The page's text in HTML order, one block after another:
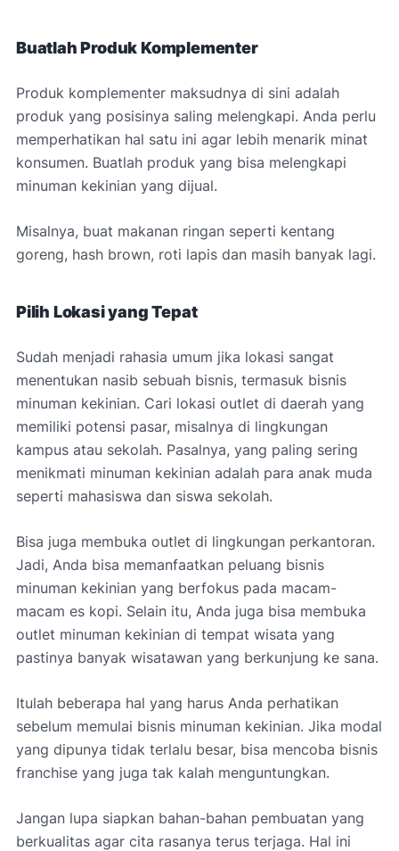
Buatlah Produk Komplementer
Produk komplementer maksudnya di sini adalah
produk yang posisinya saling melengkapi. Anda perlu
memperhatikan hal satu ini agar lebih menarik minat
konsumen. Buatlah produk yang bisa melengkapi
minuman kekinian yang dijual.
Misalnya, buat makanan ringan seperti kentang
goreng, hash brown, roti lapis dan masih banyak lagi.
Pilih Lokasi yang Tepat
Sudah menjadi rahasia umum jika lokasi sangat
menentukan nasib sebuah bisnis, termasuk bisnis
minuman kekinian. Cari lokasi outlet di daerah yang
memiliki potensi pasar, misalnya di lingkungan
kampus atau sekolah. Pasalnya, yang paling sering
menikmati minuman kekinian adalah para anak muda
seperti mahasiswa dan siswa sekolah.
Bisa juga membuka outlet di lingkungan perkantoran.
Jadi, Anda bisa memanfaatkan peluang bisnis
minuman kekinian yang berfokus pada macam-
macam es kopi. Selain itu, Anda juga bisa membuka
outlet minuman kekinian di tempat wisata yang
pastinya banyak wisatawan yang berkunjung ke sana.
Itulah beberapa hal yang harus Anda perhatikan
sebelum memulai bisnis minuman kekinian. Jika modal
yang dipunya tidak terlalu besar, bisa mencoba bisnis
franchise yang juga tak kalah menguntungkan.
Jangan lupa siapkan bahan-bahan pembuatan yang
berkualitas agar cita rasanya terus terjaga. Hal ini